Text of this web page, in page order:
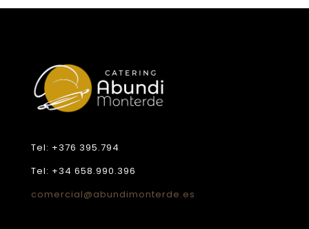
Tel: +376 395.794
Tel: +34 658.990.396
comercial@abundimonterde.es